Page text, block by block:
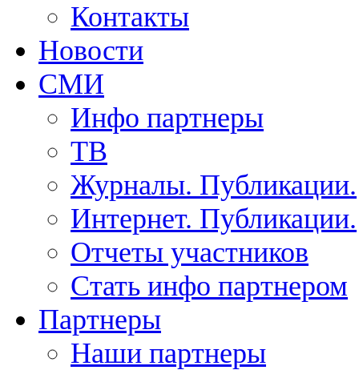
Контакты
Новости
СМИ
Инфо партнеры
ТВ
Журналы. Публикации.
Интернет. Публикации.
Отчеты участников
Стать инфо партнером
Партнеры
Наши партнеры